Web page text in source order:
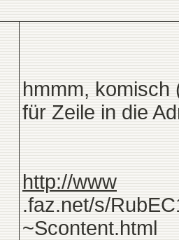
hmmm, komisch
für Zeile in die
http://www
.faz.net/s/
~Scontent.html